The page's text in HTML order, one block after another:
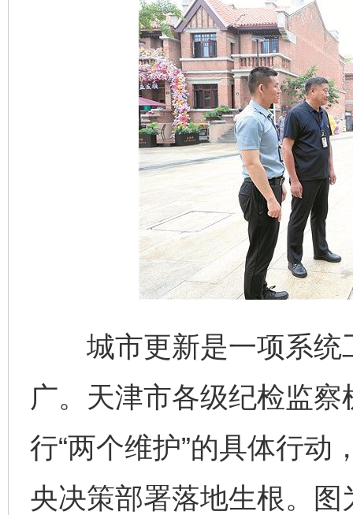
城市更新是一项系统
广。天津市各级纪检监
行“两个维护”的具体行动
央决策部署落地生根。